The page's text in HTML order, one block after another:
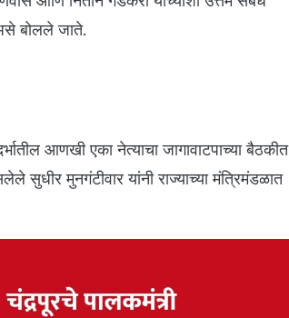
बोलले जाते.
आणखी एका नेत्याचा जागावाटपाच्या बैठकीत
मुनगंटीवार यांनी राज्याच्या मंत्रिमंडळात